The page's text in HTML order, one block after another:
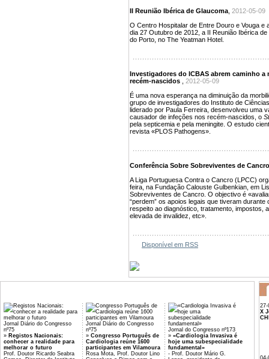
II Reunião Ibérica de Glaucoma 2012-05-09
O Centro Hospitalar de Entre Douro e Vouga e
dia 27 Outubro de 2012, a II Reunião Ibérica
do Porto, no The Yeatman Hotel.
Investigadores do ICBAS abrem caminho
recém-nascidos
2012-05-09
É uma nova esperança na diminuição da
grupo de investigadores do Instituto de
liderado por Paula Ferreira, desenvolveu uma
causador de infeções nos recém-nascidos, o
pela septicemia e pela meningite. O estudo
revista «PLOS Pathogens».
Conferência Sobre Sobreviventes de Cancro
A Liga Portuguesa Contra o Cancro (LPCC)
feira, na Fundação Calouste Gulbenkian, em
Sobreviventes de Cancro. O objectivo é
“perdem” os apoios legais que tiveram
respeito ao diagnóstico, tratamento, impostos,
elevada de invalidez, etc».
Disponível em RSS
Jornal Diário do Congresso
nº75
» Registos Nacionais:
conhecer a realidade para
melhorar o futuro
Prof. Doutor Ricardo Seabra
Jornal Diário do Congresso
nº75
» Congresso Português de
Cardiologia reúne 1600
participantes em Vilamoura
Rosa Mota, Prof. Doutor Lino
Jornal do Congresso nº173
» «Cardiologia Invasiva é
hoje uma subespecialidade
fundamental»
- Prof. Doutor Mário G.
27-
X
04-